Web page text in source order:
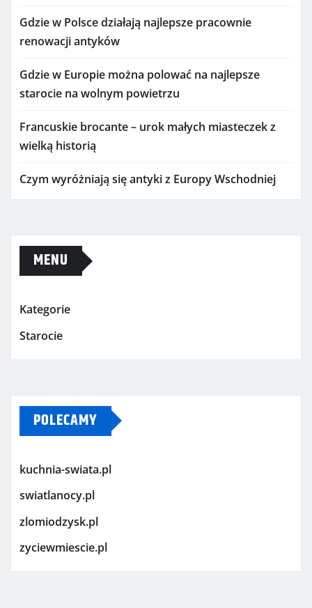
Gdzie w Polsce działają najlepsze pracownie
renowacji antyków
Gdzie w Europie można polować na najlepsze
starocie na wolnym powietrzu
Francuskie brocante – urok małych miasteczek z
wielką historią
Czym wyróżniają się antyki z Europy Wschodniej
MENU
Kategorie
Starocie
POLECAMY
kuchnia-swiata.pl
swiatlanocy.pl
zlomiodzysk.pl
zyciewmiescie.pl